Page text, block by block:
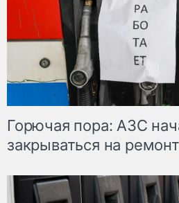
Горючая пора: АЗС
закрываться на